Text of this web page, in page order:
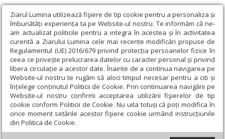
Ziarul Lumina utilizează fişiere de tip cookie pentru a personaliza și
îmbunătăți experiența ta pe Website-ul nostru. Te informăm că ne-
am actualizat politicile pentru a integra în acestea și în activitatea
curentă a Ziarului Lumina cele mai recente modificări propuse de
Regulamentul (UE) 2016/679 privind protecția persoanelor fizice în
ceea ce privește prelucrarea datelor cu caracter personal și privind
libera circulație a acestor date. Înainte de a continua navigarea pe
Website-ul nostru te rugăm să aloci timpul necesar pentru a citi și
înțelege conținutul Politicii de Cookie. Prin continuarea navigării pe
Website-ul nostru confirmi acceptarea utilizării fişierelor de tip
cookie conform Politicii de Cookie. Nu uita totuși că poți modifica în
orice moment setările acestor fişiere cookie urmând instrucțiunile
din Politica de Cookie.
Calendar articole
« »
APRILIE 2025